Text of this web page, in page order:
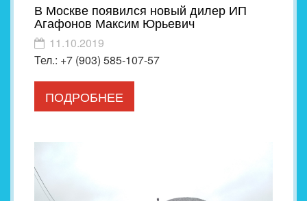
В Москве появился новый дилер ИП
Агафонов Максим Юрьевич
11.10.2019
Тел.: +7 (903) 585-107-57
ПОДРОБНЕЕ